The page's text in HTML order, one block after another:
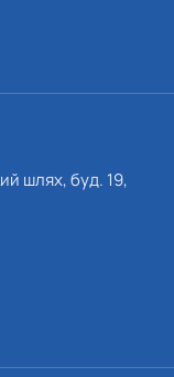
шлях, буд. 19,